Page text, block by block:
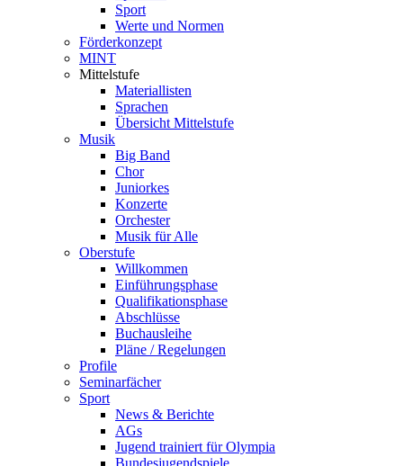
Sport
Werte und Normen
Förderkonzept
MINT
Mittelstufe
Materiallisten
Sprachen
Übersicht Mittelstufe
Musik
Big Band
Chor
Juniorkes
Konzerte
Orchester
Musik für Alle
Oberstufe
Willkommen
Einführungsphase
Qualifikationsphase
Abschlüsse
Buchausleihe
Pläne / Regelungen
Profile
Seminarfächer
Sport
News & Berichte
AGs
Jugend trainiert für Olympia
Bundesjugendspiele